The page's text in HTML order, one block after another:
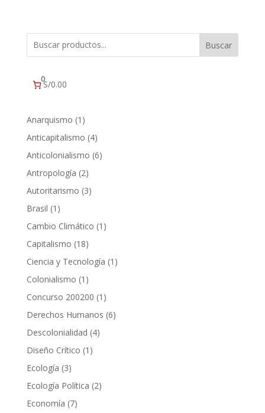
Buscar
0S/0.00
Anarquismo 1 1
producto
Anticapitalismo 44
productos
Anticolonialismo 66
Antropología 22
productos
Autoritarismo 33
Brasil 1 1
producto
Cambio Climático 1 1
Capitalismo 1818
productos
Ciencia y Tecnología 1 1
Colonialismo 1 1
producto
Concurso 200200 1 1
producto
Derechos Humanos 66
Descolonialidad 44
Diseño Crítico 1 1
Ecología 33
productos
Ecología Política 22
Economía 77